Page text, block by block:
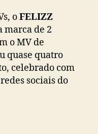
M
V
d
e
“
A
b
oFELIZZ
marca de 2
o MV de
quase quatro
celebrado com
sociais do